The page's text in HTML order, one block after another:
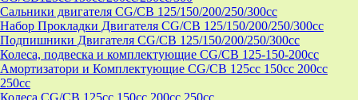
Сальники двигателя CG/CB 125/150/200/250/300cc
Набор Прокладки Двигателя CG/CB 125/150/200/250/300cc
Подпишники Двигателя CG/CB 125/150/200/250/300cc
Колеса, подвеска и комплектующие CG/CB 125-150-200cc
Амортизатори и Комплектующие CG/CB 125cc 150cc 200cc
250cc